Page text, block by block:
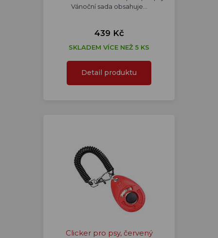
Vánoční sada obsahuje…
439 Kč
SKLADEM VÍCE NEŽ 5 KS
Detail produktu
Clicker pro psy, červený